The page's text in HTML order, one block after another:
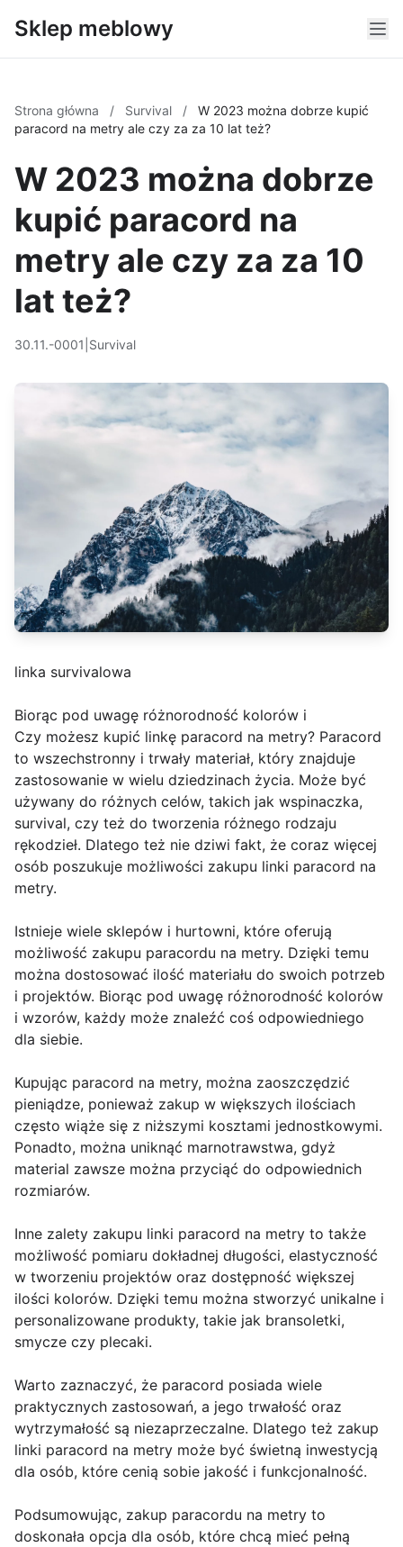
Sklep meblowy
Strona główna / Survival /
W 2023 można dobrze kupić
paracord na metry ale czy za za 10 lat też?
W 2023 można dobrze
kupić paracord na
metry ale czy za za 10
lat też?
30.11.-0001 Survival
linka survivalowa
Biorąc pod uwagę różnorodność kolorów i
Czy możesz kupić linkę paracord na metry? Paracord
to wszechstronny i trwały materiał, który znajduje
zastosowanie w wielu dziedzinach życia. Może być
używany do różnych celów, takich jak wspinaczka,
survival, czy też do tworzenia różnego rodzaju
rękodzieł. Dlatego też nie dziwi fakt, że coraz więcej
osób poszukuje możliwości zakupu linki paracord na
metry.
Istnieje wiele sklepów i hurtowni, które oferują
możliwość zakupu paracordu na metry. Dzięki temu
można dostosować ilość materiału do swoich potrzeb
i projektów. Biorąc pod uwagę różnorodność kolorów
i wzorów, każdy może znaleźć coś odpowiedniego
dla siebie.
Kupując paracord na metry, można zaoszczędzić
pieniądze, ponieważ zakup w większych ilościach
często wiąże się z niższymi kosztami jednostkowymi.
Ponadto, można uniknąć marnotrawstwa, gdyż
material zawsze można przyciąć do odpowiednich
rozmiarów.
Inne zalety zakupu linki paracord na metry to także
możliwość pomiaru dokładnej długości, elastyczność
w tworzeniu projektów oraz dostępność większej
ilości kolorów. Dzięki temu można stworzyć unikalne i
personalizowane produkty, takie jak bransoletki,
smycze czy plecaki.
Warto zaznaczyć, że paracord posiada wiele
praktycznych zastosowań, a jego trwałość oraz
wytrzymałość są niezaprzeczalne. Dlatego też zakup
linki paracord na metry może być świetną inwestycją
dla osób, które cenią sobie jakość i funkcjonalność.
Podsumowując, zakup paracordu na metry to
doskonała opcja dla osób, które chcą mieć pełną